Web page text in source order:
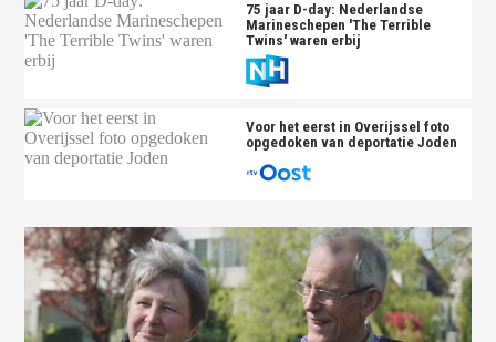
75 jaar D-day: Nederlandse
Marineschepen 'The Terrible
Twins' waren erbij
Voor het eerst in Overijssel foto
opgedoken van deportatie Joden